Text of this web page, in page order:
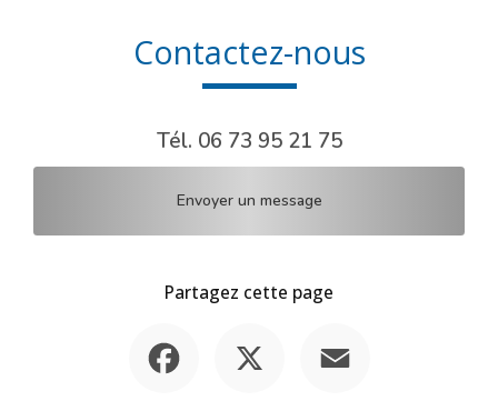
Contactez-nous
Tél. 06 73 95 21 75
Envoyer un message
Partagez cette page